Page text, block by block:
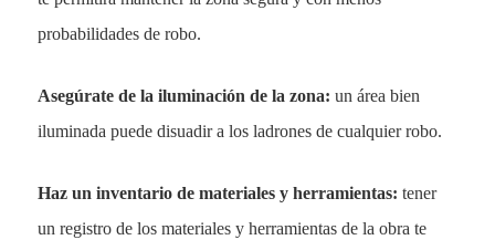
probabilidades de robo.
Asegúrate de la iluminación de la zona: un área bien
iluminada puede disuadir a los ladrones de cualquier robo.
Haz un inventario de materiales y herramientas: tener
un registro de los materiales y herramientas de la obra te